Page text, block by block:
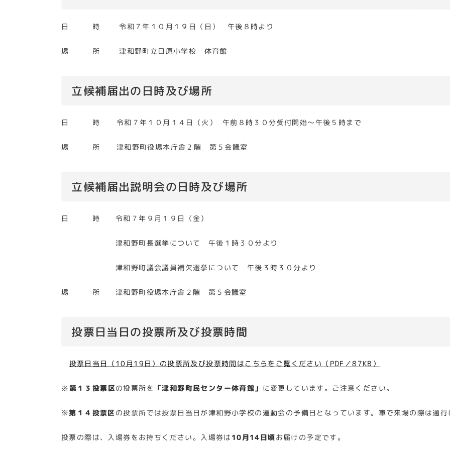
日 時 令和７年１０月１９日（日） 午後８時より
場 所 津和野町立日原小学校 体育館
立候補届出の日時及び場所
日 時 令和７年１０月１４日（火） 午前８時３０分受付開始～午後５時まで
場 所 津和野町役場本庁舎２階 第５会議室
立候補届出説明会の日時及び場所
日 時 令和７年９月１９日（金）
津和野町長選挙について 午後１時３０分より
津和野町議会議員補欠選挙について 午後３時３０分より
場 所 津和野町役場本庁舎２階 第５会議室
投票日当日の投票所及び投票時間
投票日当日（10月19日）の投票所及び投票時間はこちらをご覧ください（PDF／87KB）
※ 第１３投票区の投票所を 「津和野町民センター体育館」 に変更しています。ご注意ください。
※第１４投票区 の投票所では投票日当日が津和野小学校の運動会の予備日となっています。車で来場の際は通行
投票の際は、入場券をお持ちください。入場券は 10月14日頃お届けの予定です。